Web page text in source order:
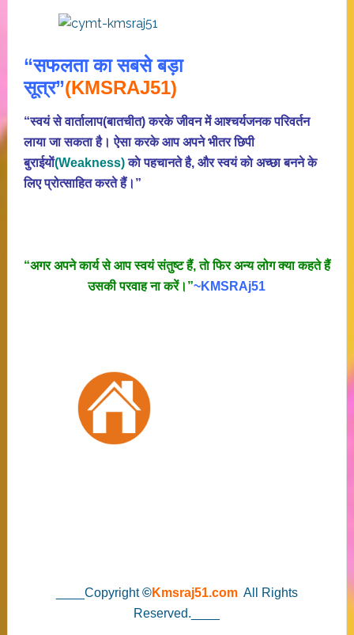
“सफलता का सबसे बड़ा
सूत्र”(KMSRAJ51)
“स्वयं से वार्तालाप(बातचीत) करके जीवन में आश्चर्यजनक परिवर्तन
लाया जा सकता है। ऐसा करके आप अपने भीतर छिपी
बुराईयाें(Weakness)काे पहचानते है, और स्वयं काे अच्छा बनने के
लिए प्रोत्साहित करते हैं।”
“अगर अपने कार्य से आप स्वयं संतुष्ट हैं, ताे फिर अन्य लोग क्या कहते हैं
उसकी परवाह ना करें।”~KMSRAj51
____Copyright©Kmsraj51.com All Rights
Reserved.____